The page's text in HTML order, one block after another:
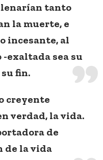
tanto
la muerte, e
incesante, al
exaltada sea su
fin.
creyente
verdad, la vida.
de
de la vida